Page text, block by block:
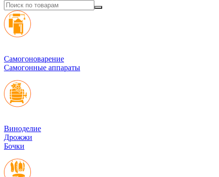
Cамогоноварение
Самогонные аппараты
Виноделие
Дрожжи
Бочки